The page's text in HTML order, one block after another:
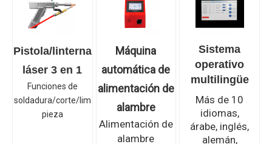
Pistola/linterna
láser 3 en 1
Funciones de
soldadura/corte/lim
pieza
Máquina
automática de
alimentación de
alambre
Alimentación de
alambre
Sistema
operativo
multilingüe
Más de 10
idiomas,
árabe, inglés,
alemán,